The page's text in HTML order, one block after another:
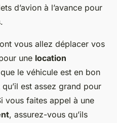
d’avion à l’avance pour
vous allez déplacer vos
une location
le véhicule est en bon
est assez grand pour
vous faites appel à une
, assurez-vous qu’ils